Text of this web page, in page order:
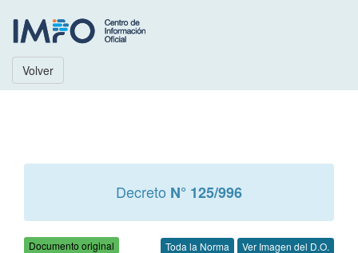
Volver
Decreto N° 125/996
Documento original Toda la Norma Ver Imagen del D.O.